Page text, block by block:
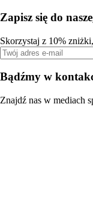
Zapisz się do
Skorzystaj z 10%
Bądźmy w
Znajdź nas w mediach